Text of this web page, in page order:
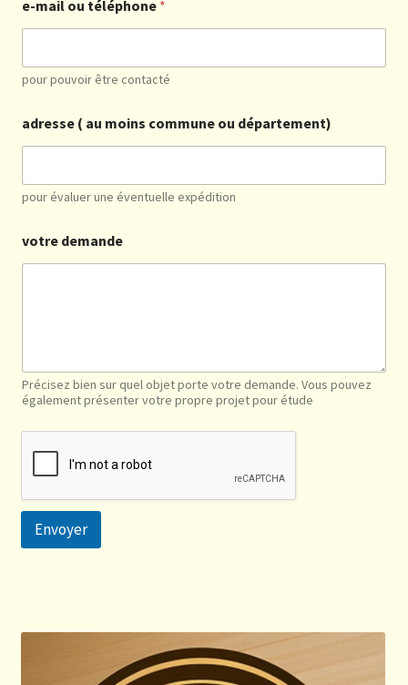
e-mail ou téléphone *
pour pouvoir être contacté
adresse ( au moins commune ou département)
pour évaluer une éventuelle expédition
votre demande
Précisez bien sur quel objet porte votre demande. Vous pouvez
également présenter votre propre projet pour étude
Envoyer